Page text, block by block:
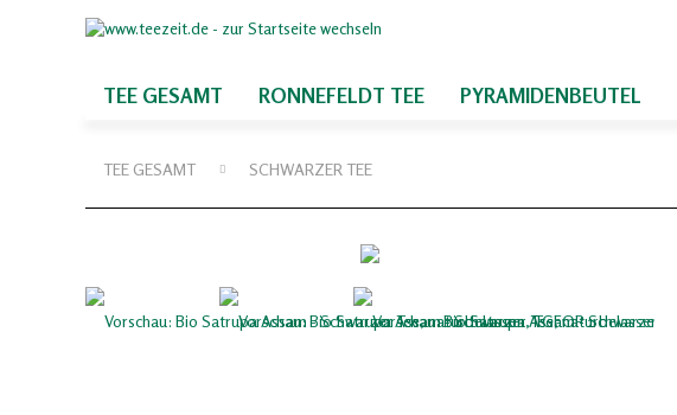
TEE GESAMT RONNEFELDT TEE PYRAMIDENBEUTEL
TEE GESAMT SCHWARZER TEE